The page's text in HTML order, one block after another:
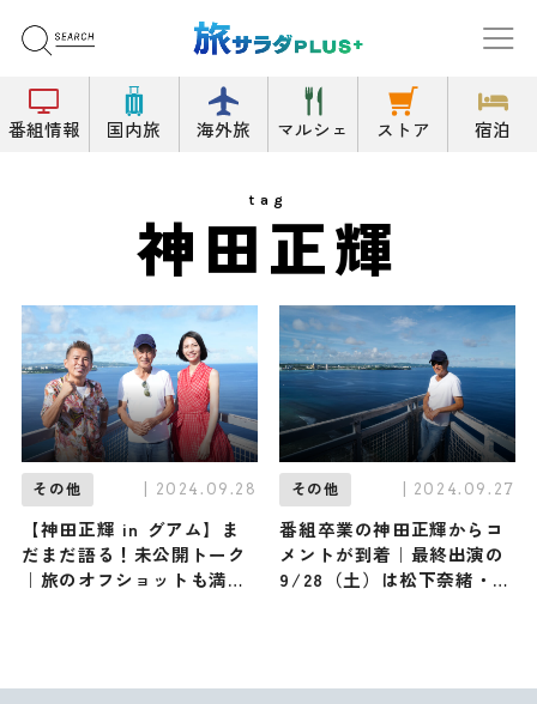
番組情報 国内旅 海外旅 マルシェ ストア 宿泊
tag
神田正輝
その他 | 2024.09.28
【神田正輝 in グアム】ま
だまだ語る！未公開トーク
｜旅のオフショットも満
その他 | 2024.09.27
番組卒業の神田正輝からコ
メントが到着｜最終出演の
9/28（土）は松下奈緒・勝